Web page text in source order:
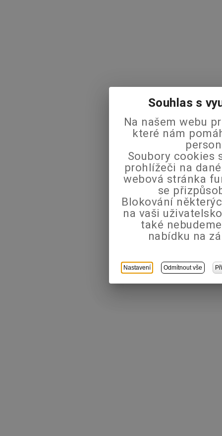
Souhlas s
Na našem webu
které nám
Soubory cookies
prohlížeči na
webová stránka
se
Blokování
na vaši
také
nabídku na
Nastavení Odmítnout vše